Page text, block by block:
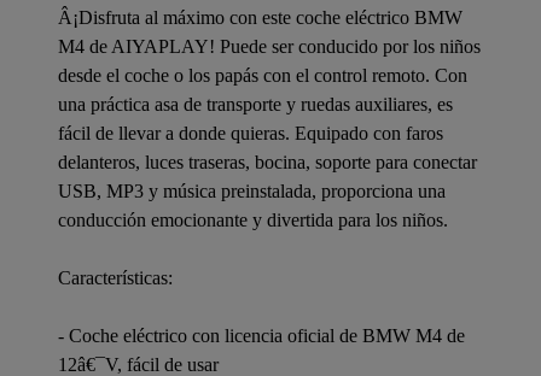
Â¡Disfruta al máximo con este coche eléctrico BMW
M4 de AIYAPLAY! Puede ser conducido por los niños
desde el coche o los papás con el control remoto. Con
una práctica asa de transporte y ruedas auxiliares, es
fácil de llevar a donde quieras. Equipado con faros
delanteros, luces traseras, bocina, soporte para conectar
USB, MP3 y música preinstalada, proporciona una
conducción emocionante y divertida para los niños.
Características:
- Coche eléctrico con licencia oficial de BMW M4 de
12â€¯V, fácil de usar